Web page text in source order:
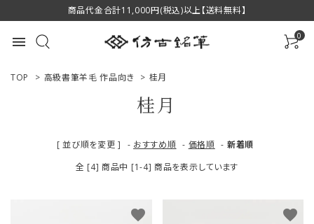
商品代金合計11,000円(税込)以上【送料無料】
menu 0
ACCOUNT MENU
TOP > 高級書筆羊毛 作品向き > 桂月
桂月
[ 並び順を変更 ] - おすすめ順 - 価格順 - 新着順
全 [4] 商品中 [1-4] 商品を表示しています
favorite favorite